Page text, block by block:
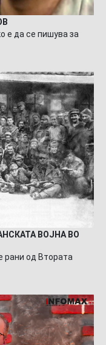
е да се пишува за
ВОЈНА ВО
рани од Втората